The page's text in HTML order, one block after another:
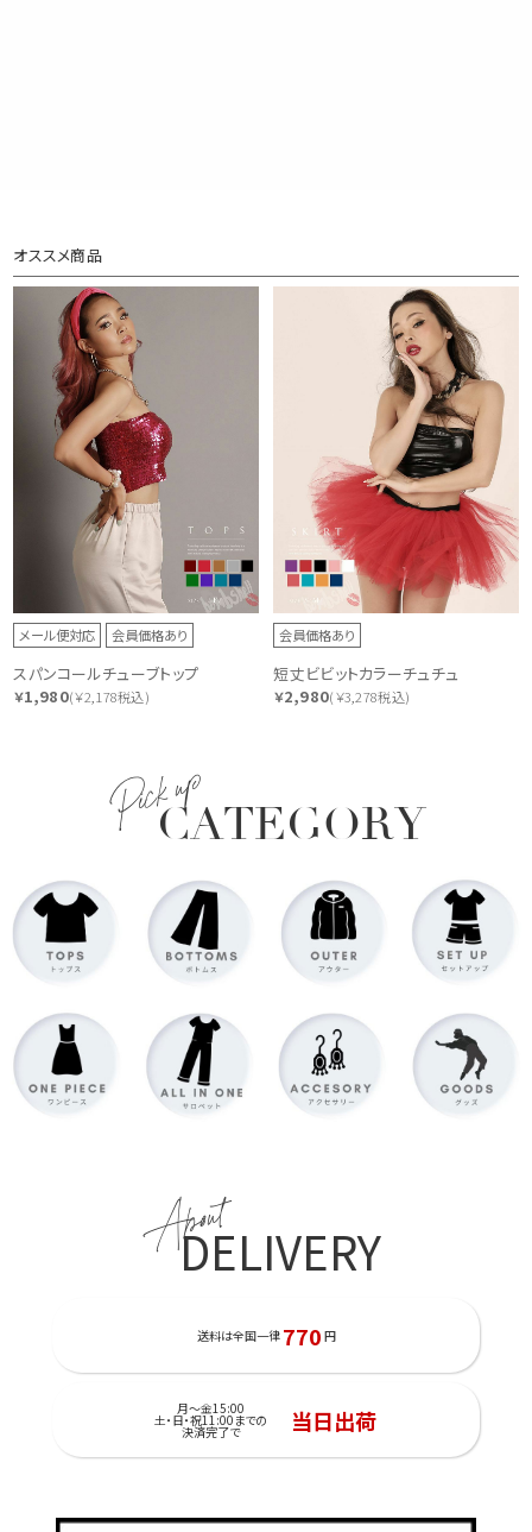
オススメ商品
メール便対応 会員価格あり
スパンコールチューブトップ
￥1,980(￥2,178税込)
会員価格あり
短丈ビビットカラーチュチュ
￥2,980(￥3,278税込)
Pick upCATEGORY
About
DELIVERY
送料は全国一律 770 円
月～金15:00
土・日・祝11:00までの
決済完了で 当日出荷